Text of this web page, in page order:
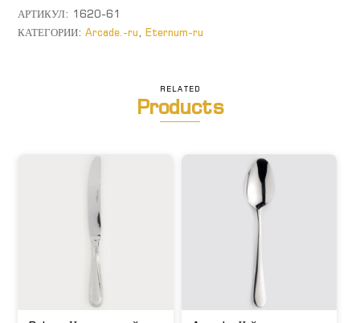
Нож
десертный
АРТИКУЛ: 1620-61
КАТЕГОРИИ:Arcade.-ru,Eternum-ru
RELATED
Products